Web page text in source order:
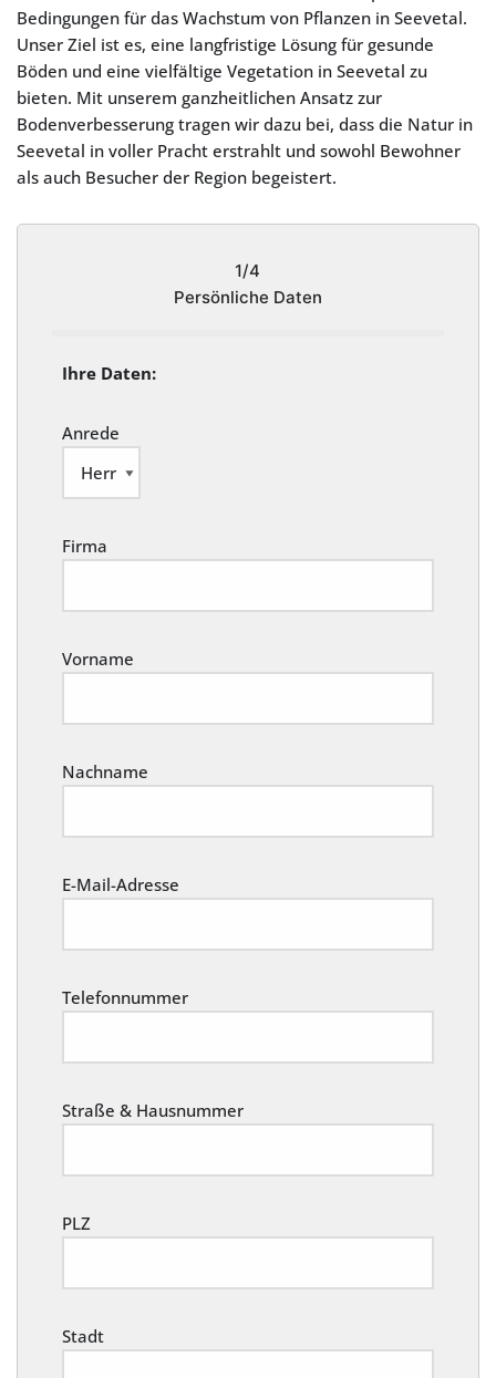
Bedingungen für das Wachstum von Pflanzen in Seevetal.
Unser Ziel ist es, eine langfristige Lösung für gesunde
Böden und eine vielfältige Vegetation in Seevetal zu
bieten. Mit unserem ganzheitlichen Ansatz zur
Bodenverbesserung tragen wir dazu bei, dass die Natur in
Seevetal in voller Pracht erstrahlt und sowohl Bewohner
als auch Besucher der Region begeistert.
1/4
Persönliche Daten
Ihre Daten:
Anrede
Firma
Vorname
Nachname
E-Mail-Adresse
Telefonnummer
Straße & Hausnummer
PLZ
Stadt